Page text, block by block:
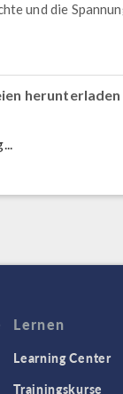
und die
herunterladen
Lernen
Learning Center
Trainingskurse